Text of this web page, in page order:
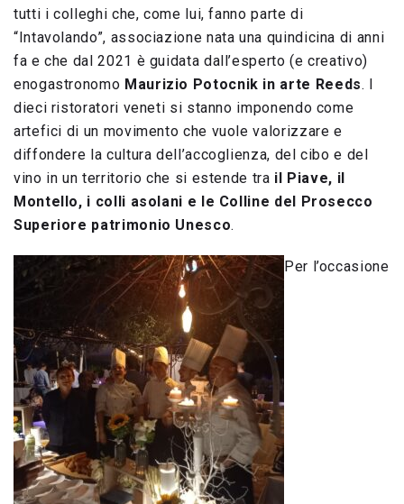
tutti i colleghi che, come lui, fanno parte di
“Intavolando”, associazione nata una quindicina di anni
fa e che dal 2021 è guidata dall’esperto (e creativo)
enogastronomo Maurizio Potocnik in arte Reeds. I
dieci ristoratori veneti si stanno imponendo come
artefici di un movimento che vuole valorizzare e
diffondere la cultura dell’accoglienza, del cibo e del
vino in un territorio che si estende tra il Piave, il
Montello, i colli asolani e le Colline del Prosecco
Superiore patrimonio Unesco.
Per l’occasione